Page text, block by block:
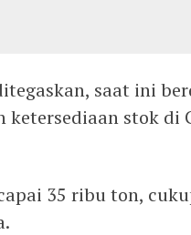
saat ini
stok di
35 ribu ton,